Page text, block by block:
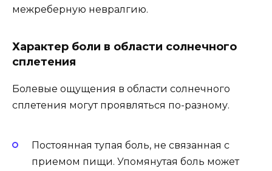
межреберную невралгию.
Характер боли в области солнечного
сплетения
Болевые ощущения в области солнечного
сплетения могут проявляться по-разному.
Постоянная тупая боль, не связанная с
приемом пищи. Упомянутая боль может